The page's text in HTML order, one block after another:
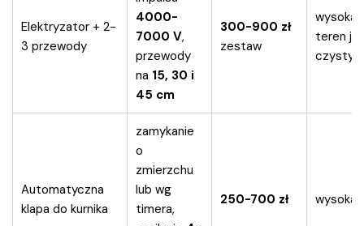
Elektryzator + 2-
3 przewody
4000-
7000 V,
przewody
na 15, 30 i
45 cm
300-900 zł
zestaw
wysoka,
teren
czysty
Automatyczna
klapa do kurnika
zamykanie
o
zmierzchu
lub wg
timera,
250-700 zł wysoka